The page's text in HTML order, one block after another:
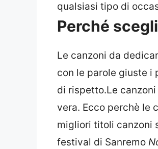
qualsiasi tipo di
Perché
Le canzoni da
con le parole giuste i
di rispetto.Le
vera. Ecco perchè le
migliori titoli canzoni
festival di Sanremo